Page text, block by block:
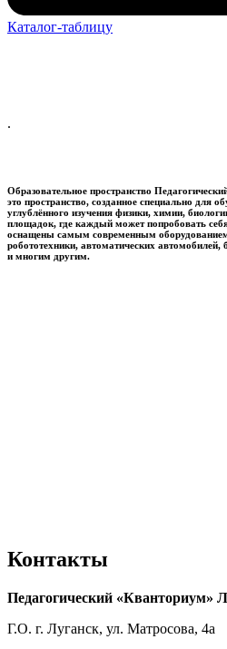
Каталог-таблицу
.
Образовательное пространство
это пространство, созданное специально для
углублённого изучения физики, химии,
площадок, где каждый может попробовать
оснащены самым современным
робототехники, автоматических
и многим другим.
Контакты
Педагогический
Г.О. г. Луганск, ул. Матросова, 4а